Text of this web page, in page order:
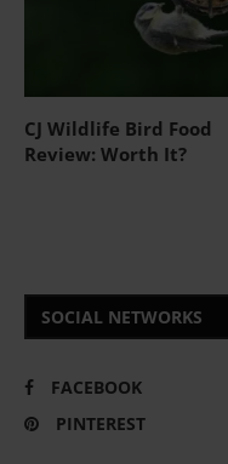
CJ Wildlife Bird Food
Review: Worth It?
SOCIAL NETWORKS
FACEBOOK
PINTEREST